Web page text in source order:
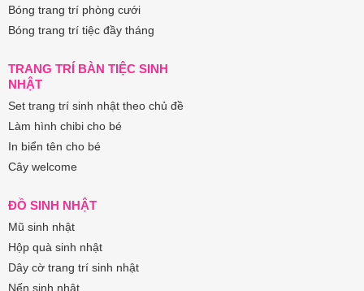
Bóng trang trí phòng cưới
Bóng trang trí tiệc đầy tháng
TRANG TRÍ BÀN TIỆC SINH
NHẬT
Set trang trí sinh nhật theo chủ đề
Làm hình chibi cho bé
In biển tên cho bé
Cây welcome
ĐỒ SINH NHẬT
Mũ sinh nhật
Hộp quà sinh nhật
Dây cờ trang trí sinh nhật
Nến sinh nhật